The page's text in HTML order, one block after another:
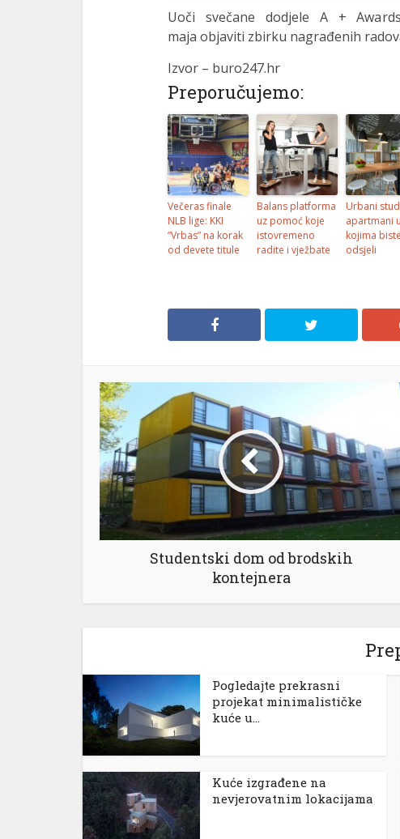
Uoči svečane dodjele A +
maja objaviti zbirku nagrađenih
Izvor – buro247.hr
Preporučujemo:
Večeras finale
NLB lige: KKI
“Vrbas” na korak
od devete titule
Balans platforma
uz pomoć koje
istovremeno
radite i vježbate
Urbani
apartmani u
kojima
odsjeli
Studentski dom od brodskih
kontejnera
Pogledajte prekrasni
projekat minimalističke
kuće u...
Kuće izgrađene na
nevjerovatnim lokacijama